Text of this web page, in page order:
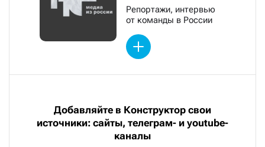
Репортажи, интервью
от команды в России
Добавляйте в Конструктор свои
источники: сайты, телеграм- и youtube-
каналы